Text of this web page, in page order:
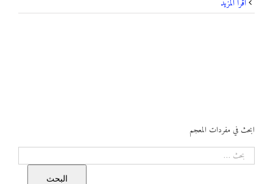
مغلقة
ابحث في مفردات المعجم
البحث
البحث